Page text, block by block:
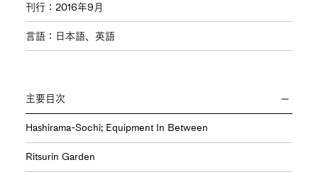
刊行：2016年9月
言語：日本語、英語
主要目次
Hashirama-Sochi; Equipment In Between
Ritsurin Garden